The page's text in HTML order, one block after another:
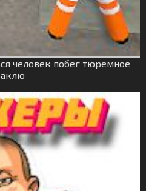
человек побег тюремное